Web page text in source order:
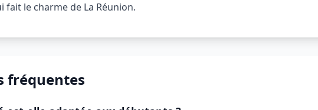
fait le charme de La Réunion.
fréquentes